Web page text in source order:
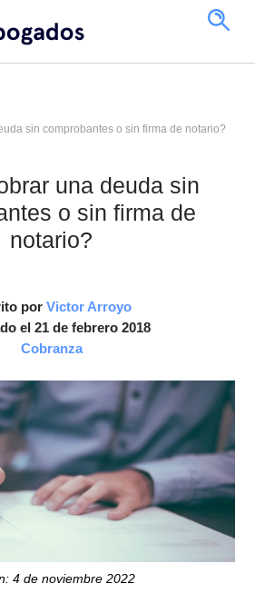
sin comprobantes o sin firma de notario?
una deuda sin
o sin firma de
notario?
por Victor Arroyo
el 21 de febrero 2018
Cobranza
4 de noviembre 2022